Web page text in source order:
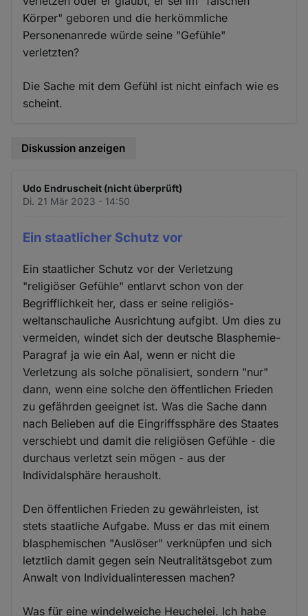
Körper" geboren und die herkömmliche
Personenanrede würde seine "Gefühle"
verletzten?
Die Sache mit dem Gefühl ist nicht einfach wie es
scheint.
Diskussion anzeigen
Udo Endruscheit (nicht überprüft)
Di. 21 Mär 2023 - 14:50
Ein staatlicher Schutz vor
Ein staatlicher Schutz vor der Verletzung
"religiöser Gefühle" entlarvt schon von der
Begrifflichkeit her, dass er seine religiös-
weltanschauliche Ausrichtung aufgibt. Um dies zu
vermeiden, windet sich der deutsche Blasphemie-
Paragraf ja wie ein Aal, wenn er nicht die
Verletzung als solche pönalisiert, sondern "nur"
dann, wenn eine solche den öffentlichen Frieden
zu gefährden geeignet ist. Was die Sache dann
nach Belieben auf die Eingriffssphäre des Staates
verschiebt und damit die religiösen Gefühle - die
durchaus verletzt sein mögen - aus der
Individalsphäre herausholt.
Den öffentlichen Frieden zu gewährleisten, ist
stets staatliche Aufgabe. Muss er das mit einem
blasphemischen "Auslöser" verknüpfen und sich
letztlich damit gegen sein Neutralitätsgebot zum
Anwalt von Individualinteressen machen?
Was für eine windelweiche Heuchelei. Ich habe